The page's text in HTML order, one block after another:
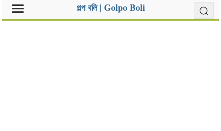
গল্প বলি | Golpo Boli